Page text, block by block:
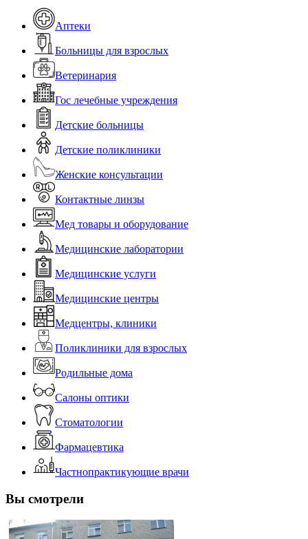
Аптеки
Больницы для взрослых
Ветеринария
Гос лечебные учреждения
Детские больницы
Детские поликлиники
Женские консультации
Контактные линзы
Мед товары и оборудование
Медицинские лаборатории
Медицинские услуги
Медицинские центры
Медцентры, клиники
Поликлиники для взрослых
Родильные дома
Салоны оптики
Стоматологии
Фармацевтика
Частнопрактикующие врачи
Вы смотрели